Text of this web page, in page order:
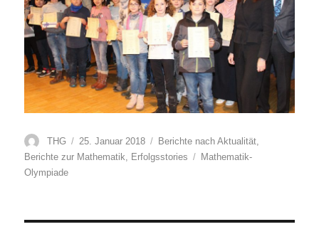
Autor
THG
Veröffentlicht
am
25. Januar 2018 Kategorien
Berichte nach Aktualität,
Berichte zur Mathematik, Erfolgsstories Schlagwörter
Mathematik-
Olympiade